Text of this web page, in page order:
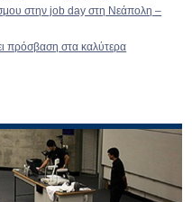
στην job day στη Νεάπολη –
πρόσβαση στα καλύτερα